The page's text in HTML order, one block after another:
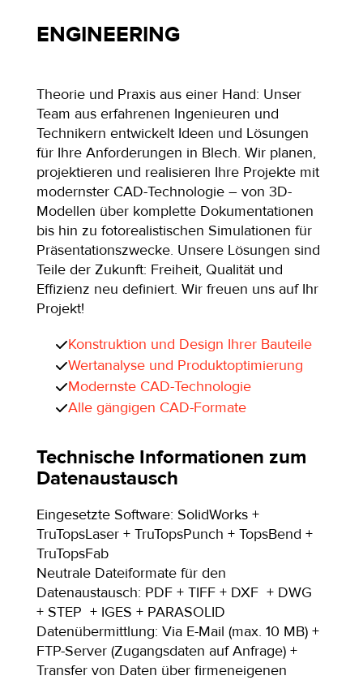
ENGINEERING
Theorie und Praxis aus einer Hand: Unser
Team aus erfahrenen Ingenieuren und
Technikern entwickelt Ideen und Lösungen
für Ihre Anforderungen in Blech. Wir planen,
projektieren und realisieren Ihre Projekte mit
modernster CAD-Technologie – von 3D-
Modellen über komplette Dokumentationen
bis hin zu fotorealistischen Simulationen für
Präsentationszwecke. Unsere Lösungen sind
Teile der Zukunft: Freiheit, Qualität und
Effizienz neu definiert. Wir freuen uns auf Ihr
Projekt!
Konstruktion und Design Ihrer Bauteile
Wertanalyse und Produktoptimierung
Modernste CAD-Technologie
Alle gängigen CAD-Formate
Technische Informationen zum
Datenaustausch
Eingesetzte Software: SolidWorks +
TruTopsLaser + TruTopsPunch + TopsBend +
TruTopsFab
Neutrale Dateiformate für den
Datenaustausch: PDF + TIFF + DXF + DWG
+ STEP + IGES + PARASOLID
Datenübermittlung: Via E-Mail (max. 10 MB) +
FTP-Server (Zugangsdaten auf Anfrage) +
Transfer von Daten über firmeneigenen